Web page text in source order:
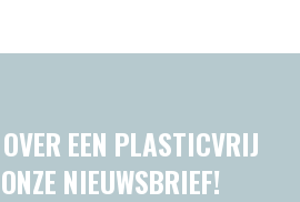
EEN PLASTICVRIJ
NIEUWSBRIEF!